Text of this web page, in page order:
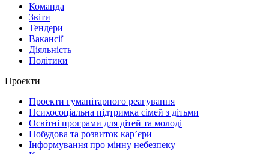
Команда
Звіти
Тендери
Вакансії
Діяльність
Політики
Проєкти
Проекти гуманітарного реагування
Психосоціальна підтримка сімей з дітьми
Освітні програми для дітей та молоді
Побудова та розвиток кар’єри
Інформування про мінну небезпеку